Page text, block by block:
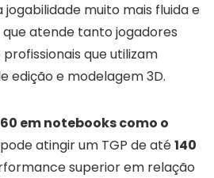
jogabilidade muito mais fluida e
que atende tanto jogadores
que utilizam
edição e modelagem 3D.
em notebooks como o
pode atingir um TGP de até140
superior em relação